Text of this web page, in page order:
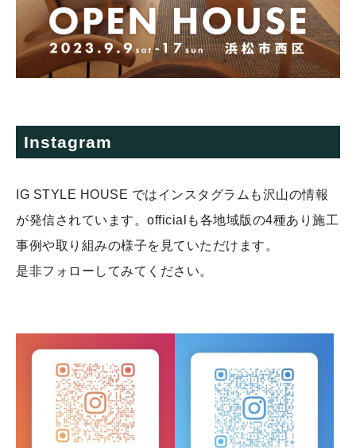
Instagram
IG STYLE HOUSE ではインスタグラムも沢山の情報
が発信されています。officialも各地域版の4種あり施工
事例や取り組みの様子を見ていただけます。
是非フォローしてみてください。